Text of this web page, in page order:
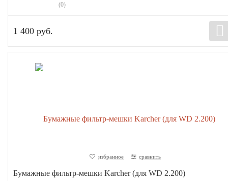
(0)
1 400 руб.
избранное сравнить
Бумажные фильтр-мешки Karcher (для WD 2.200)